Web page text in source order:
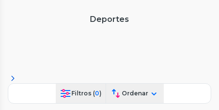
Deportes
Filtros (0) Ordenar